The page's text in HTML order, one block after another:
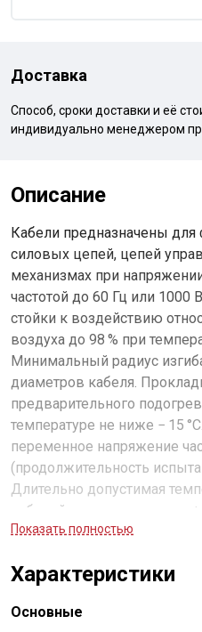
Доставка
Способ, сроки доставки и её
индивидуально менеджером
Описание
Кабели предназначены
силовых цепей, цепей
механизмах при
частотой до 60 Гц или 1000
стойки к воздействию
воздуха до 98 % при
Минимальный радиус
диаметров кабеля.
предварительного
температуре не ниже − 15
переменное напряжение
(продолжительность
Длительно допустимая
кабелей при эксплуатации
не менее 100 м.
Показать полностью
Характеристики
Основные